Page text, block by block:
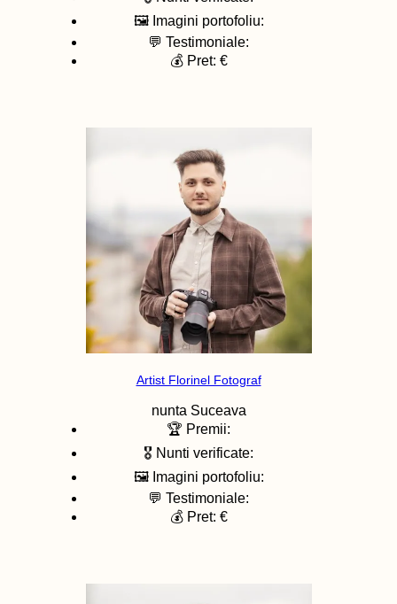
🖼️ Imagini portofoliu:
💬 Testimoniale:
💰 Pret: €
Artist Florinel Fotograf
nunta Suceava
🏆 Premii:
🎖️ Nunti verificate:
🖼️ Imagini portofoliu:
💬 Testimoniale:
💰 Pret: €